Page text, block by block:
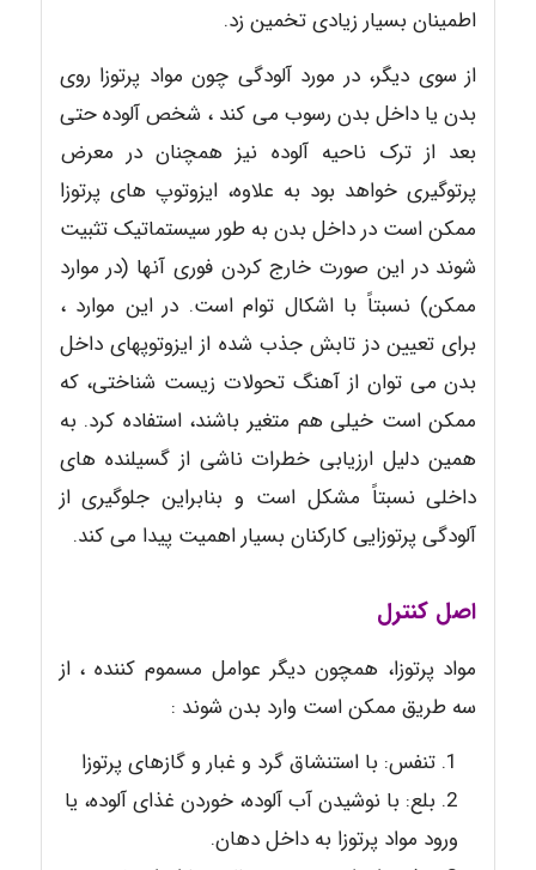
اطمینان بسیار زیادی تخمین زد.
از سوی دیگر، در مورد آلودگی چون مواد پرتوزا روی
بدن یا داخل بدن رسوب می کند ، شخص آلوده حتی
بعد از ترک ناحیه آلوده نیز همچنان در معرض
پرتوگیری خواهد بود به علاوه، ایزوتوپ های پرتوزا
ممکن است در داخل بدن به طور سیستماتیک تثبیت
شوند در این صورت خارج کردن فوری آنها (در موارد
ممکن) نسبتاً با اشکال توام است. در این موارد ،
برای تعیین دز تابش جذب شده از ایزوتوپهای داخل
بدن می توان از آهنگ تحولات زیست شناختی، که
ممکن است خیلی هم متغیر باشند، استفاده کرد. به
همین دلیل ارزیابی خطرات ناشی از گسیلنده های
داخلی نسبتاً مشکل است و بنابراین جلوگیری از
آلودگی پرتوزایی کارکنان بسیار اهمیت پیدا می کند.
اصل کنترل
مواد پرتوزا، همچون دیگر عوامل مسموم کننده ، از
سه طریق ممکن است وارد بدن شوند :
تنفس: با استنشاق گرد و غبار و گازهای پرتوزا
بلع: با نوشیدن آب آلوده، خوردن غذای آلوده، یا
ورود مواد پرتوزا به داخل دهان.